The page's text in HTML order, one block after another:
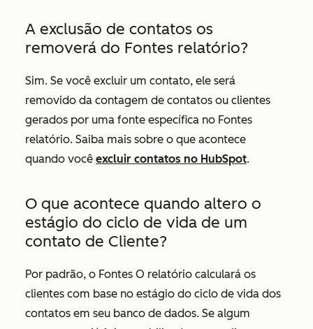
A exclusão de contatos os
removerá do Fontes relatório?
Sim. Se você excluir um contato, ele será
removido da contagem de contatos ou clientes
gerados por uma fonte específica no Fontes
relatório. Saiba mais sobre o que acontece
quando você excluir contatos no HubSpot.
O que acontece quando altero o
estágio do ciclo de vida de um
contato de Cliente?
Por padrão, o Fontes O relatório calculará os
clientes com base no estágio do ciclo de vida dos
contatos em seu banco de dados. Se algum